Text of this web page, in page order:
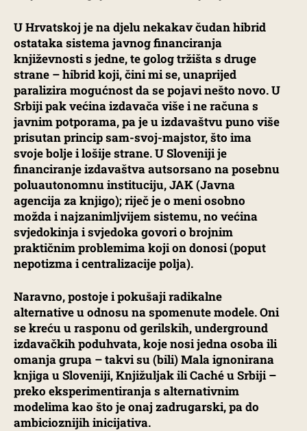
U Hrvatskoj je na djelu nekakav čudan hibrid
ostataka sistema javnog financiranja
književnosti s jedne, te golog tržišta s druge
strane – hibrid koji, čini mi se, unaprijed
paralizira mogućnost da se pojavi nešto novo. U
Srbiji pak većina izdavača više i ne računa s
javnim potporama, pa je u izdavaštvu puno više
prisutan princip sam-svoj-majstor, što ima
svoje bolje i lošije strane. U Sloveniji je
financiranje izdavaštva autsorsano na posebnu
poluautonomnu instituciju, JAK (Javna
agencija za knjigo); riječ je o meni osobno
možda i najzanimljvijem sistemu, no većina
svjedokinja i svjedoka govori o brojnim
praktičnim problemima koji on donosi (poput
nepotizma i centralizacije polja).
Naravno, postoje i pokušaji radikalne
alternative u odnosu na spomenute modele. Oni
se kreću u rasponu od gerilskih, underground
izdavačkih poduhvata, koje nosi jedna osoba ili
omanja grupa – takvi su (bili) Mala ignonirana
knjiga u Sloveniji, Knjižuljak ili Caché u Srbiji –
preko eksperimentiranja s alternativnim
modelima kao što je onaj zadrugarski, pa do
ambicioznijih inicijativa.